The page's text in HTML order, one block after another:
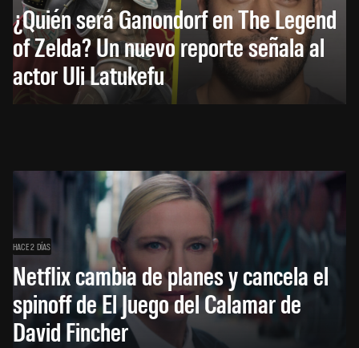
¿Quién será Ganondorf en The Legend
of Zelda? Un nuevo reporte señala al
actor Uli Latukefu
HACE 2 DÍAS
Netflix cambia de planes y cancela el
spinoff de El Juego del Calamar de
David Fincher